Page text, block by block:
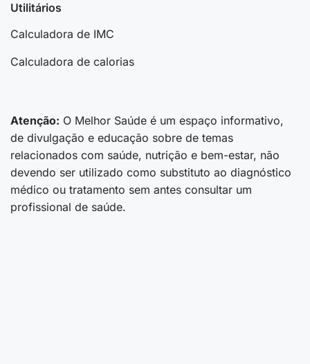
Utilitários
Calculadora de IMC
Calculadora de calorias
Atenção: O Melhor Saúde é um espaço informativo,
de divulgação e educação sobre de temas
relacionados com saúde, nutrição e bem-estar, não
devendo ser utilizado como substituto ao diagnóstico
médico ou tratamento sem antes consultar um
profissional de saúde.